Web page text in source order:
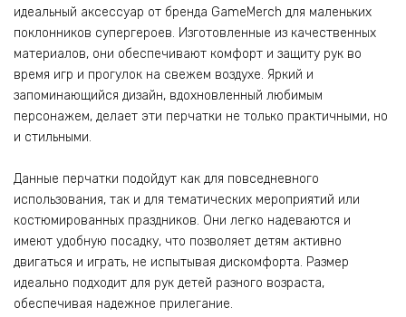
идеальный аксессуар от бренда GameMerch для маленьких
поклонников супергероев. Изготовленные из качественных
материалов, они обеспечивают комфорт и защиту рук во
время игр и прогулок на свежем воздухе. Яркий и
запоминающийся дизайн, вдохновленный любимым
персонажем, делает эти перчатки не только практичными, но
и стильными.
Данные перчатки подойдут как для повседневного
использования, так и для тематических мероприятий или
костюмированных праздников. Они легко надеваются и
имеют удобную посадку, что позволяет детям активно
двигаться и играть, не испытывая дискомфорта. Размер
идеально подходит для рук детей разного возраста,
обеспечивая надежное прилегание.